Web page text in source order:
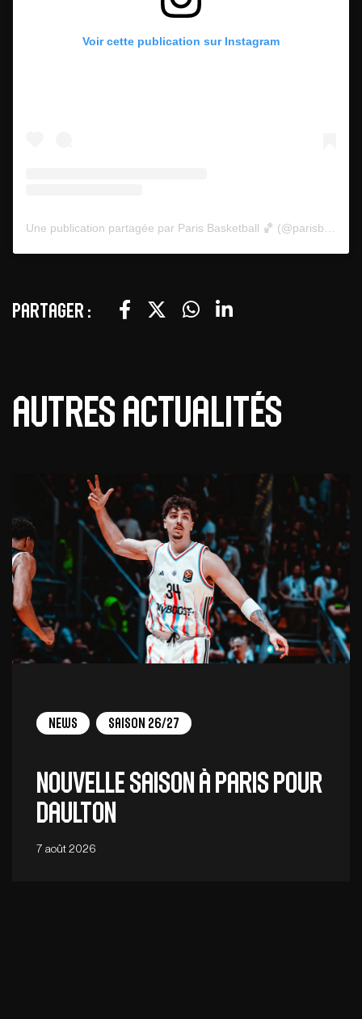
Voir cette publication sur Instagram
Partager :
Autres actualités
News Saison 26/27
Nouvelle saison à Paris pour
Daulton
7 août 2026